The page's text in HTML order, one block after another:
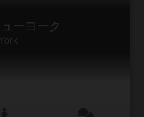
ーヨーク